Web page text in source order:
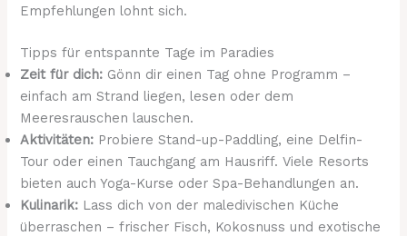
Empfehlungen lohnt sich.
Tipps für entspannte Tage im Paradies
Zeit für dich: Gönn dir einen Tag ohne Programm –
einfach am Strand liegen, lesen oder dem
Meeresrauschen lauschen.
Aktivitäten: Probiere Stand-up-Paddling, eine Delfin-
Tour oder einen Tauchgang am Hausriff. Viele Resorts
bieten auch Yoga-Kurse oder Spa-Behandlungen an.
Kulinarik: Lass dich von der maledivischen Küche
überraschen – frischer Fisch, Kokosnuss und exotische